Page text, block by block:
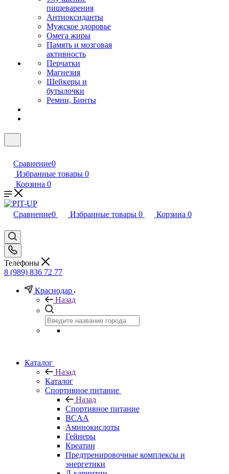
пищеварения
Антиоксиданты
Мужское здоровье
Омега жиры
Память и мозговая
активность
Перчатки
Магнезия
Шейкеры и
бутылочки
Ремни, Бинты
Сравнение0
Избранные товары 0
Корзина 0
Сравнение0 Избранные товары 0 Корзина 0
Телефоны
8 (989) 836 72 77
Краснодар
Назад
Каталог
Назад
Каталог
Спортивное питание
Назад
Спортивное питание
BCAA
Аминокислоты
Гейнеры
Креатин
Предтренировочные комплексы и
энергетики